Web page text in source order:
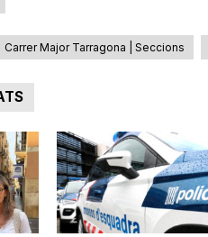
Carrer Major Tarragona | Seccions